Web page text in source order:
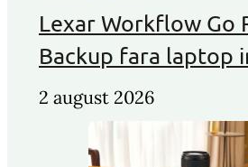
Lexar Workflow Go
Backup fara laptop
2 august 2026